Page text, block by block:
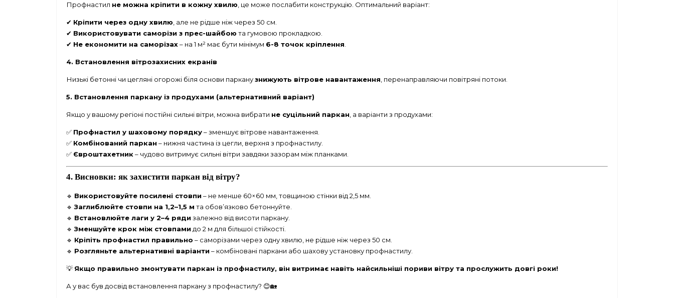
Профнастил не можна кріпити в кожну хвилю , це може послабити конструкцію. Оптимальний варіант:
✔ Кріпити через одну хвилю , але не рідше ніж через 50 см.
✔ Використовувати саморізи з прес-шайбою та гумовою прокладкою.
✔ Не економити на саморізах– на 1 м² має бути мінімум 6-8 точок кріплення
4. Встановлення вітрозахисних екранів
Низькі бетонні чи цегляні огорожі біля основи парканузнижують вітрове навантаження, перенаправляючи повітряні потоки.
5. Встановлення паркану із продухами (альтернативний варіант)
Якщо у вашому регіоні постійні сильні вітри, можна вибрати не суцільний паркан, а варіанти з продухами:
✅ Профнастил у шаховому порядку– зменшує вітрове навантаження.
✅ Комбінований паркан – нижня частина із цегли, верхня з профнастилу.
✅ Євроштахетник– чудово витримує сильні вітри завдяки зазорам між планками.
4. Висновки: як захистити паркан від вітру?
🔹 Використовуйте посилені стовпи – не менше 60×60 мм, товщиною стінки від 2,5 мм.
🔹Заглиблюйте стовпи на 1,2–1,5 м та обов’язково бетоннуйте.
🔹 Встановлюйте лаги у 2–4 ряди залежно від висоти паркану.
🔹Зменшуйте крок між стовпами до 2 м для більшої стійкості.
🔹 Кріпіть профнастил правильно – саморізами через одну хвилю, не рідше ніж через 50 см.
🔹 Розгляньте альтернативні варіанти – комбіновані паркани або шахову установку профнастилу.
💡 Якщо правильно змонтувати паркан із профнастилу, він витримає навіть найсильніші пориви вітру та прослужить довгі роки!
А у вас був досвід встановлення паркану з профнастилу? 😊🏡